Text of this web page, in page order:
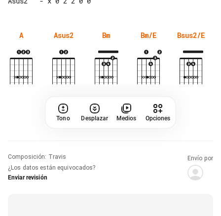
A Asus2 Bm Bm/E Bsus2/E
Tono Desplazar Medios Opciones
Composición: Travis
¿Los datos están equivocados?
Enviar revisión
Envío por